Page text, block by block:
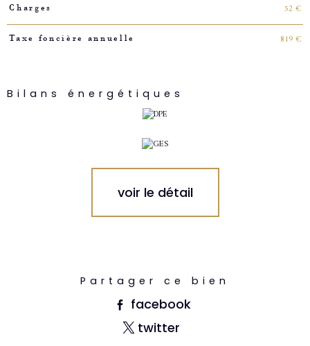
Charges 52 €
Taxe foncière annuelle 819 €
Bilans énergétiques
voir le détail
Partager ce bien
facebook
twitter